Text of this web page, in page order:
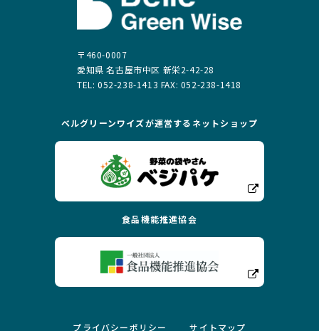
〒460-0007
愛知県 名古屋市中区 新栄2-42-28
TEL: 052-238-1413 FAX: 052-238-1418
ベルグリーンワイズが運営する ネットショップ
食品機能推進協会
プライバシーポリシー サイトマップ